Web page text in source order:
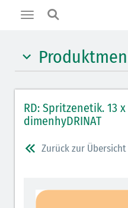
Toggle
Benzodiazepine (orange)
Benzodiazepin-
Muskelrelaxantien (rot
Opiate/Opioide (hellblau)
RD: Spritzenetik. 13
dimenhyDRINAT
Zurück zur Übersicht